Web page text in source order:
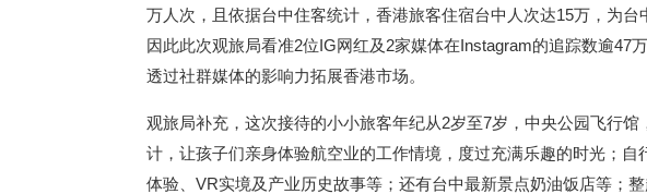
万人次，且依据台中住客统计，香港旅客住宿台中人次达15万，为台
因此此次观旅局看准2位IG网红及2家媒体在Instagram的追踪数逾47
透过社群媒体的影响力拓展香港市场。
观旅局补充，这次接待的小小旅客年纪从2岁至7岁，中央公园飞行
计，让孩子们亲身体验航空业的工作情境，度过充满乐趣的时光；
体验、VR实境及产业历史故事等；还有台中最新景点奶油饭店等；